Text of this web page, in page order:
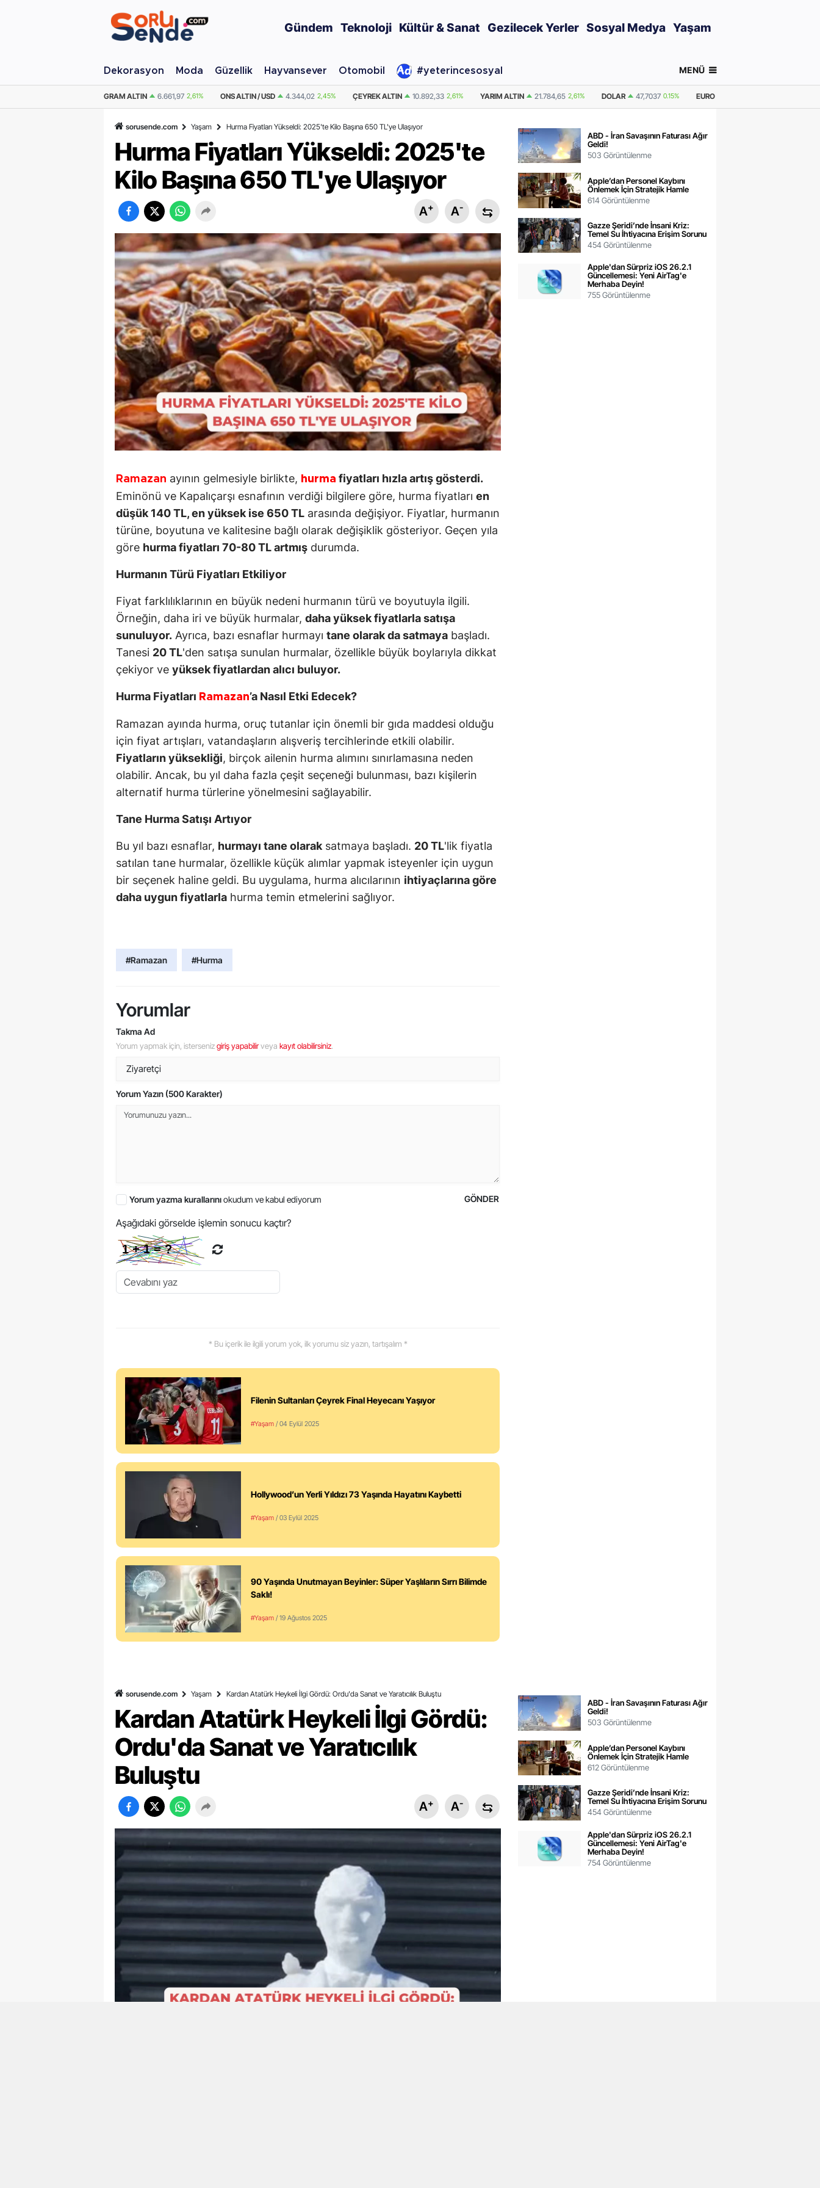
Gündem Teknoloji Kültür & Sanat Gezilecek Yerler Sosyal Medya Yaşam
Dekorasyon Moda Güzellik Hayvansever Otomobil #yeterincesosyal MENÜ
ONS ALTIN / USD 4.344,02 2,45% ÇEYREK ALTIN 10.892,33 2,61% YARIM ALTIN 21.784,65 2,61% DOLAR 47,7037 0.15% EURO 55,2136 0.34% GRAM ALTIN
sorusende.com Yaşam Hurma Fiyatları Yükseldi: 2025'te Kilo Başına 650 TL'ye Ulaşıyor
Hurma Fiyatları Yükseldi: 2025'te
Kilo Başına 650 TL'ye Ulaşıyor
A+ A-
Ramazan ayının gelmesiyle birlikte, hurma fiyatları hızla artış gösterdi.
Eminönü ve Kapalıçarşı esnafının verdiği bilgilere göre, hurma fiyatları en
düşük 140 TL, en yüksek ise 650 TL arasında değişiyor. Fiyatlar, hurmanın
türüne, boyutuna ve kalitesine bağlı olarak değişiklik gösteriyor. Geçen yıla
göre hurma fiyatları 70-80 TL artmış durumda.
Hurmanın Türü Fiyatları Etkiliyor
Fiyat farklılıklarının en büyük nedeni hurmanın türü ve boyutuyla ilgili.
Örneğin, daha iri ve büyük hurmalar, daha yüksek fiyatlarla satışa
sunuluyor. Ayrıca, bazı esnaflar hurmayı tane olarak da satmaya başladı.
Tanesi 20 TL'den satışa sunulan hurmalar, özellikle büyük boylarıyla dikkat
çekiyor ve yüksek fiyatlardan alıcı buluyor.
Hurma Fiyatları Ramazan’a Nasıl Etki Edecek?
Ramazan ayında hurma, oruç tutanlar için önemli bir gıda maddesi olduğu
için fiyat artışları, vatandaşların alışveriş tercihlerinde etkili olabilir.
Fiyatların yüksekliği, birçok ailenin hurma alımını sınırlamasına neden
olabilir. Ancak, bu yıl daha fazla çeşit seçeneği bulunması, bazı kişilerin
alternatif hurma türlerine yönelmesini sağlayabilir.
Tane Hurma Satışı Artıyor
Bu yıl bazı esnaflar, hurmayı tane olarak satmaya başladı. 20 TL'lik fiyatla
satılan tane hurmalar, özellikle küçük alımlar yapmak isteyenler için uygun
bir seçenek haline geldi. Bu uygulama, hurma alıcılarının ihtiyaçlarına göre
daha uygun fiyatlarla hurma temin etmelerini sağlıyor.
#Ramazan #Hurma
Yorumlar
Takma Ad
Yorum yapmak için, istersenizgiriş yapabilirveya kayıt olabilirsiniz.
Yorum Yazın (500 Karakter)
GÖNDER
Yorum yazma kurallarınıokudum ve kabul ediyorum
Aşağıdaki görselde işlemin sonucu kaçtır?
* Bu içerik ile ilgili yorum yok, ilk yorumu siz yazın, tartışalım *
Filenin Sultanları Çeyrek Final Heyecanı Yaşıyor
#Yaşam / 04 Eylül 2025
Hollywood’un Yerli Yıldızı 73 Yaşında Hayatını Kaybetti
#Yaşam / 03 Eylül 2025
90 Yaşında Unutmayan Beyinler: Süper Yaşlıların Sırrı Bilimde
Saklı!
#Yaşam / 19 Ağustos 2025
ABD - İran Savaşının Faturası Ağır
Geldi!
503 Görüntülenme
Apple’dan Personel Kaybını
Önlemek İçin Stratejik Hamle
614 Görüntülenme
Gazze Şeridi’nde İnsani Kriz:
Temel Su İhtiyacına Erişim Sorunu
454 Görüntülenme
Apple'dan Sürpriz iOS 26.2.1
Güncellemesi: Yeni AirTag'e
Merhaba Deyin!
755 Görüntülenme
sorusende.com Yaşam Kardan Atatürk Heykeli İlgi Gördü: Ordu'da Sanat ve Yaratıcılık Buluştu
Kardan Atatürk Heykeli İlgi Gördü:
Ordu'da Sanat ve Yaratıcılık
Buluştu
A+ A-
ABD - İran Savaşının Faturası Ağır
Geldi!
503 Görüntülenme
Apple’dan Personel Kaybını
Önlemek İçin Stratejik Hamle
612 Görüntülenme
Gazze Şeridi’nde İnsani Kriz:
Temel Su İhtiyacına Erişim Sorunu
454 Görüntülenme
Apple'dan Sürpriz iOS 26.2.1
Güncellemesi: Yeni AirTag'e
Merhaba Deyin!
754 Görüntülenme